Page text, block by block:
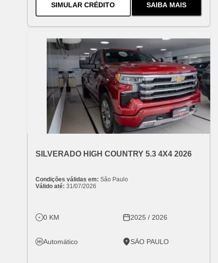
SIMULAR CRÉDITOPARA O S10 HIGH COUNTRY
SAIBA MAIS
SOBRE
VARIANT:CHEVROLET
SILVERADO HIGH COUNTRY 5.3 4X4 2026
Condições válidas em: São Paulo
Válido até: 31/07/2026
0 KM 2025 / 2026
Automático SÃO PAULO